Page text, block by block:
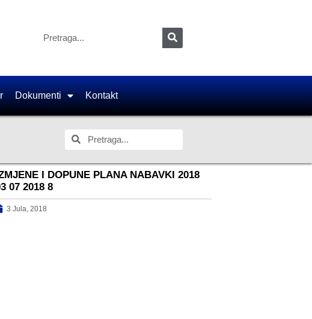
Dokumenti Kontakt
I DOPUNE PLANA NABAVKI 2018
07 2018 8
3 Jula, 2018